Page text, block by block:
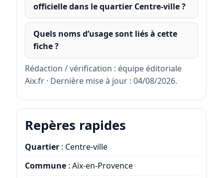
officielle dans le quartier Centre-ville ?
Quels noms d’usage sont liés à cette
fiche ?
Rédaction / vérification : équipe éditoriale
Aix.fr · Dernière mise à jour : 04/08/2026.
Repères rapides
Quartier: Centre-ville
Commune: Aix-en-Provence